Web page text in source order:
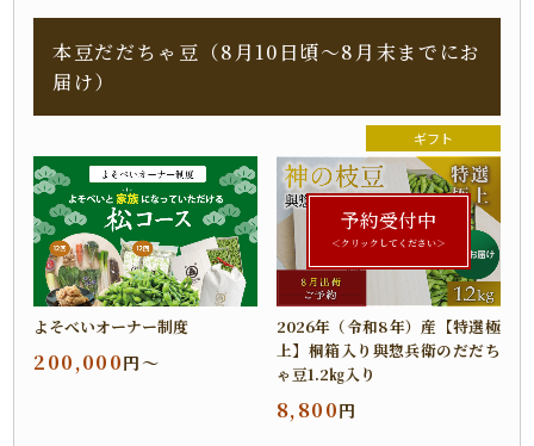
本豆だだちゃ豆（8月10日頃～8月末までにお
届け）
よそべいオーナー制度
200,000円～
ギフト
予約受付中
＜クリックしてください＞
2026年（令和8年）産【特選極
上】桐箱入り與惣兵衛のだだち
ゃ豆1.2㎏入り
8,800円